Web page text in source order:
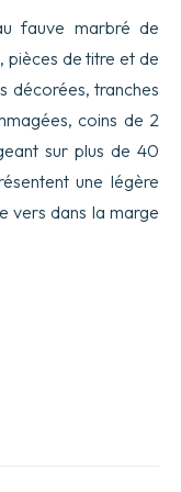
fauve marbré de
pièces de titre et de
décorées, tranches
coins de 2
sur plus de 40
une légère
vers dans la marge